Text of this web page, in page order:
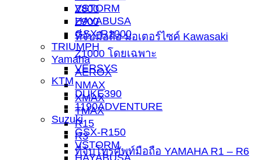
VSTORM
HAYABUSA
GSX-R1000
TRIUMPH
Yamaha
AEROX
NMAX
XMAX
TMAX
R15
R3
ที่จับโทรศัพท์มือถือ YAMAHA R1 – R6
Z800
Z900
ที่จับมือถือ มอเตอร์ไซค์ Kawasaki
Z1000 โดยเฉพาะ
VERSYS
KTM
DUKE390
1190ADVENTURE
Suzuki
GSX-R150
VSTORM